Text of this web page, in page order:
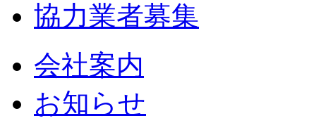
協力業者募集
会社案内
お知らせ